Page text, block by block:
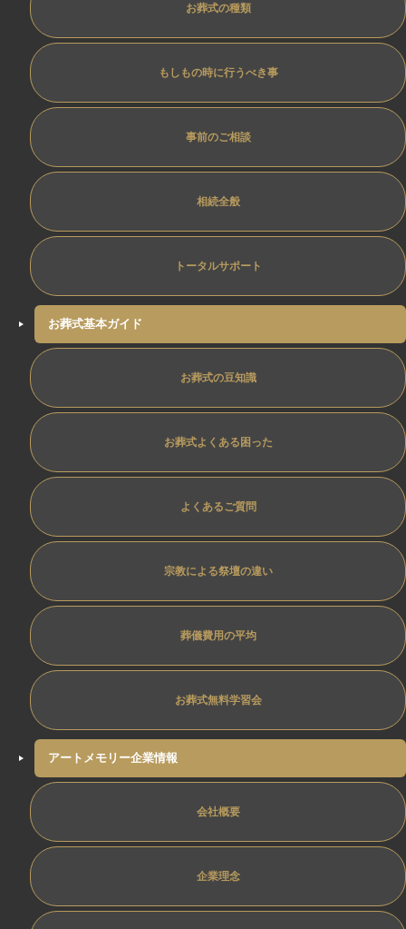
お葬式の種類
もしもの時に行うべき事
事前のご相談
相続全般
トータルサポート
お葬式基本ガイド
お葬式の豆知識
お葬式よくある困った
よくあるご質問
宗教による祭壇の違い
葬儀費用の平均
お葬式無料学習会
アートメモリー企業情報
会社概要
企業理念